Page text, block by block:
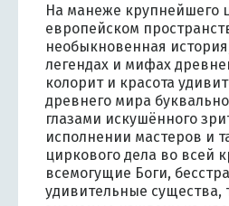
На манеже крупнейшего
европейском
необыкновенная
легендах и мифах
колорит и красота
древнего мира
глазами искушённого
исполнении мастеров и
циркового дела во всей
всемогущие Боги,
удивительные существа,